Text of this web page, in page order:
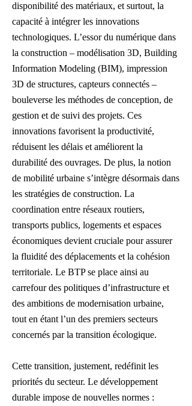
disponibilité des matériaux, et surtout, la
capacité à intégrer les innovations
technologiques. L’essor du numérique dans
la construction – modélisation 3D, Building
Information Modeling (BIM), impression
3D de structures, capteurs connectés –
bouleverse les méthodes de conception, de
gestion et de suivi des projets. Ces
innovations favorisent la productivité,
réduisent les délais et améliorent la
durabilité des ouvrages. De plus, la notion
de mobilité urbaine s’intègre désormais dans
les stratégies de construction. La
coordination entre réseaux routiers,
transports publics, logements et espaces
économiques devient cruciale pour assurer
la fluidité des déplacements et la cohésion
territoriale. Le BTP se place ainsi au
carrefour des politiques d’infrastructure et
des ambitions de modernisation urbaine,
tout en étant l’un des premiers secteurs
concernés par la transition écologique.
Cette transition, justement, redéfinit les
priorités du secteur. Le développement
durable impose de nouvelles normes :